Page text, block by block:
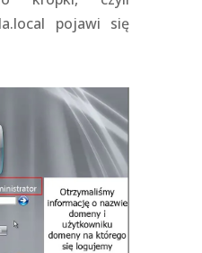
pojawi się